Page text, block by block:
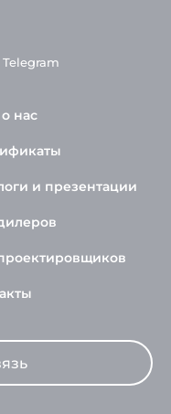
Telegram
нас
и презентации